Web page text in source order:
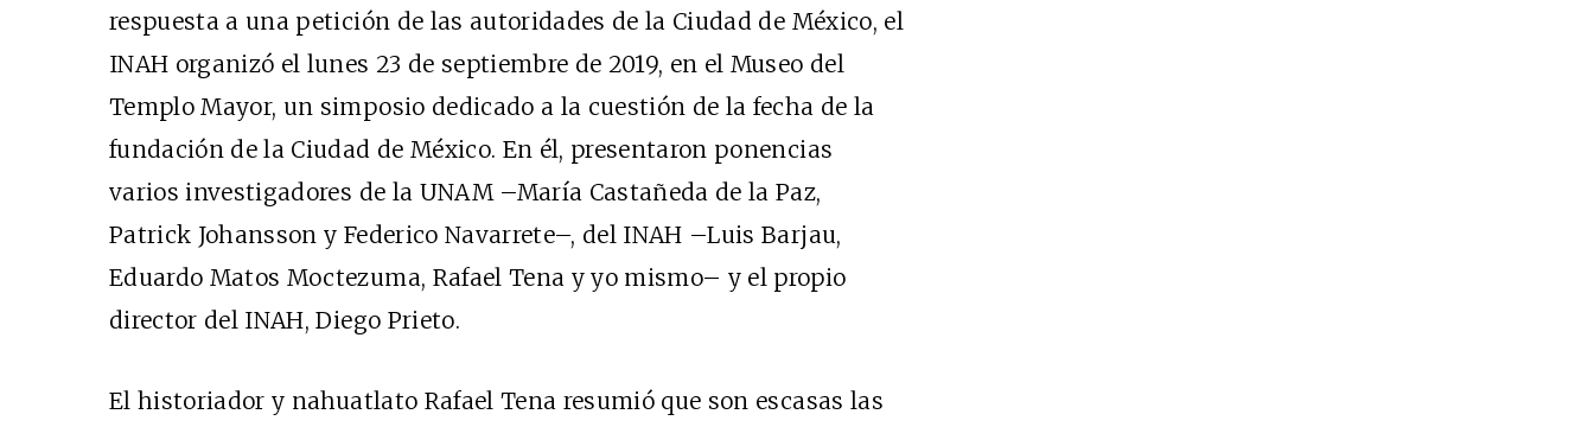
respuesta a una petición de las autoridades de la Ciudad de México, el
INAH organizó el lunes 23 de septiembre de 2019, en el Museo del
Templo Mayor, un simposio dedicado a la cuestión de la fecha de la
fundación de la Ciudad de México. En él, presentaron ponencias
varios investigadores de la UNAM –María Castañeda de la Paz,
Patrick Johansson y Federico Navarrete–, del INAH –Luis Barjau,
Eduardo Matos Moctezuma, Rafael Tena y yo mismo– y el propio
director del INAH, Diego Prieto.
El historiador y nahuatlato Rafael Tena resumió que son escasas las